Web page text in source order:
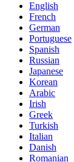
English
French
German
Portuguese
Spanish
Russian
Japanese
Korean
Arabic
Irish
Greek
Turkish
Italian
Danish
Romanian